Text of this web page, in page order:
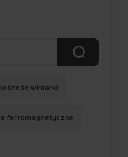
winiarki
ferromagnetyczne